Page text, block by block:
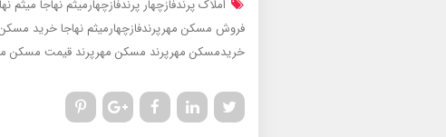
املاک پرندفازچهار پرندفازچهارمیثم نهاجا میثم
فروش مسکن مهرپرندفازچهارمیثم نهاجاخرید مسکن
خریدمسکن مهرپرند مسکن مهرپرند قیمت مسکن